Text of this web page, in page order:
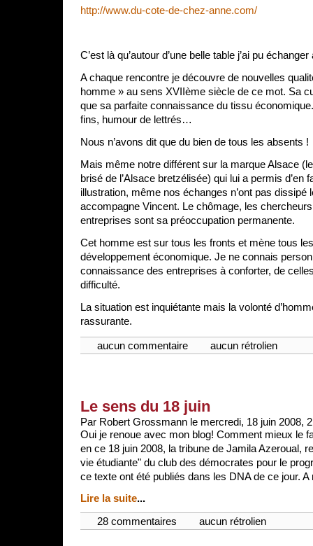
http://www.du-cote-de-chez-anne.com/
C’est là qu’autour d’une belle table j’ai pu
A chaque rencontre je découvre de nouvelles
homme » au sens XVIIème siècle de ce mot. Sa
que sa parfaite connaissance du tissu
fins, humour de lettrés…
Nous n’avons dit que du bien de tous les absents !
Mais même notre différent sur la marque Alsace
brisé de l’Alsace bretzélisée) qui lui a permis d’en
illustration, même nos échanges n’ont pas dissipé
accompagne Vincent. Le chômage, les
entreprises sont sa préoccupation permanente.
Cet homme est sur tous les fronts et mène tous
développement économique. Je ne connais
connaissance des entreprises à conforter, de
difficulté.
La situation est inquiétante mais la volonté
rassurante.
aucun commentaire aucun rétrolien
Le sens du 18 juin
Par Robert Grossmann le mercredi, 18 juin 2008,
Oui je renoue avec mon blog! Comment mieux le
en ce 18 juin 2008, la tribune de Jamila Azeroual,
vie étudiante" du club des démocrates pour le
ce texte ont été publiés dans les DNA de ce jour. A
Lire la suite...
28 commentaires
aucun rétrolien